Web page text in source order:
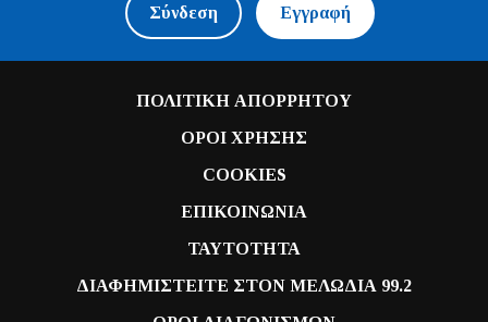
Σύνδεση Εγγραφή
ΠΟΛΙΤΙΚΗ ΑΠΟΡΡΗΤΟΥ
ΟΡΟΙ ΧΡΗΣΗΣ
COOKIES
ΕΠΙΚΟΙΝΩΝΙΑ
ΤΑΥΤΟΤΗΤΑ
ΔΙΑΦΗΜΙΣΤΕΙΤΕ ΣΤΟΝ ΜΕΛΩΔΙΑ 99.2